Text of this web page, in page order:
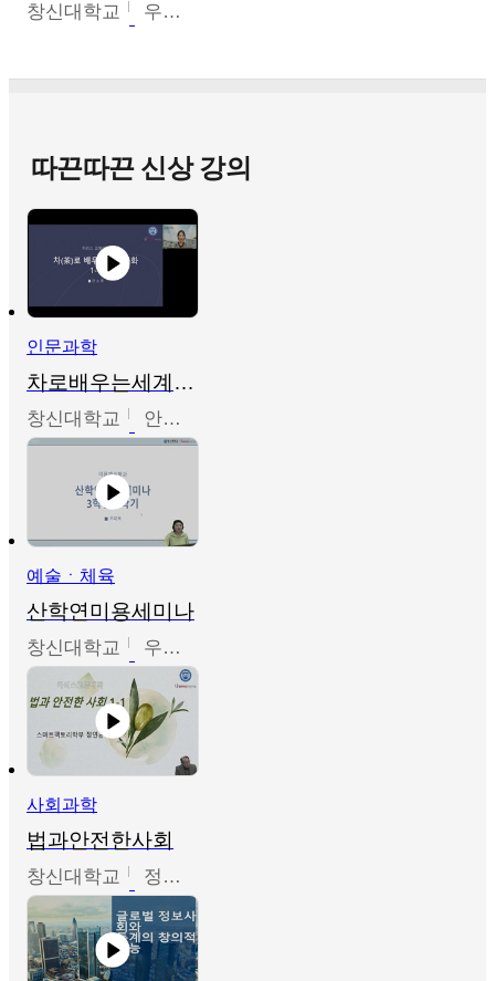
창신대학교 우미옥,오윤경,박선이
따끈따끈 신상 강의
인문과학
차로배우는세계문화
창신대학교 안소영
예술ㆍ체육
산학연미용세미나
창신대학교 우미옥,오윤경,박선이
사회과학
법과안전한사회
창신대학교 정연균